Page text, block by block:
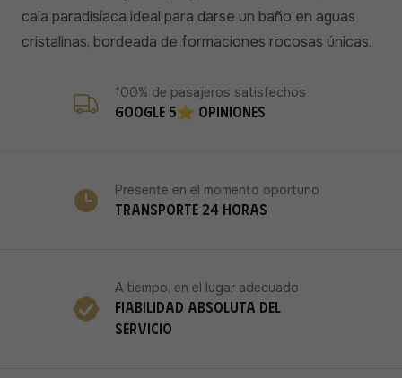
cala paradisíaca ideal para darse un baño en aguas
cristalinas, bordeada de formaciones rocosas únicas.
Google 5⭐ opiniones
100% de pasajeros satisfechos
Transporte 24 horas
Presente en el momento oportuno
Fiabilidad absoluta del
servicio
A tiempo, en el lugar adecuado